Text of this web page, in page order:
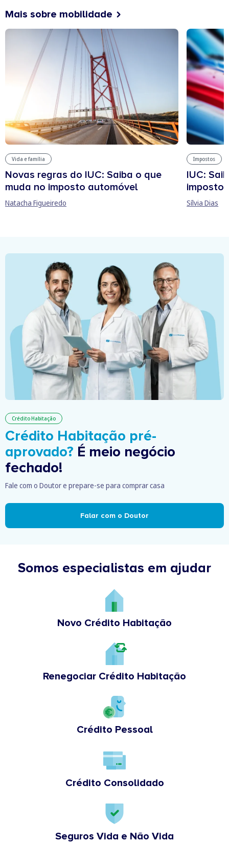
Mais sobre mobilidade
Vida e família
Novas regras do IUC: Saiba o que
muda no imposto automóvel
Natacha Figueiredo
Impostos
IUC:
imposto
Sílvia Dias
Crédito Habitação
Crédito Habitação pré-
aprovado? É meio negócio
fechado!
Fale com o Doutor e prepare-se para comprar casa
Falar com o Doutor
Somos especialistas em ajudar
Novo Crédito Habitação
Renegociar Crédito Habitação
Crédito Pessoal
Crédito Consolidado
Seguros Vida e Não Vida